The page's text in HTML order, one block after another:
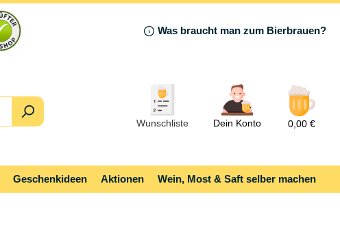
Was braucht man zum Bierbrauen?
Wunschliste Dein Konto 0,00 €
Geschenkideen Aktionen Wein, Most & Saft selber machen